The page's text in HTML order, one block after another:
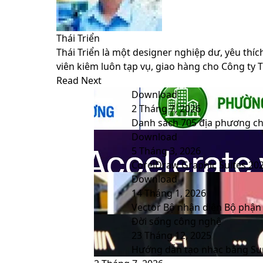
Thái Triển
Thái Triển là một designer nghiệp dư, yêu
viên kiêm luôn tạp vụ, giao hàng cho Công ty
Website
Facebook
LinkedIn
YouTube
Read Next
Download
2 Tháng 7, 2026
Danh sách 705 địa phương
Download
5 Tháng 3, 2026
CorelDraw Graphic Suites
Download
14 Tháng 1, 2026
Vector Bộ nhận diện Bộ
Đời sống công nghệ
23 Tháng 12, 2025
Hướng dẫn tạo nhạc bằng